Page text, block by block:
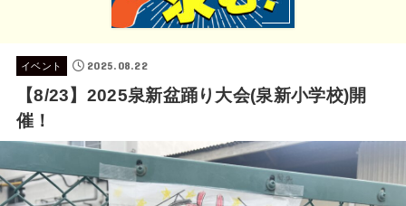
イベント 2025.08.22
【8/23】2025泉新盆踊り大会(泉新小学校)開
催！